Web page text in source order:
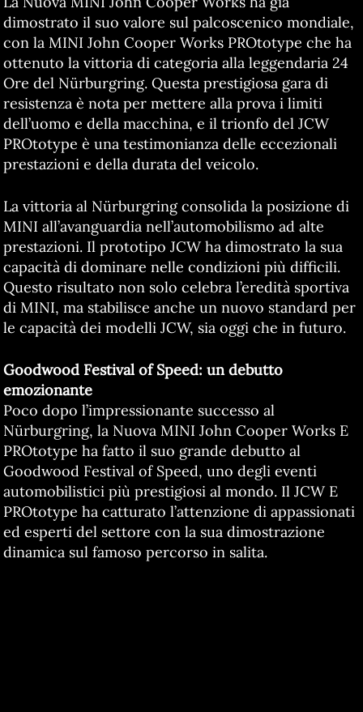
dimostrato il suo valore sul palcoscenico mondiale,
con la MINI John Cooper Works PROtotype che ha
ottenuto la vittoria di categoria alla leggendaria 24
Ore del Nürburgring. Questa prestigiosa gara di
resistenza è nota per mettere alla prova i limiti
dell’uomo e della macchina, e il trionfo del JCW
PROtotype è una testimonianza delle eccezionali
prestazioni e della durata del veicolo.
La vittoria al Nürburgring consolida la posizione di
MINI all’avanguardia nell’automobilismo ad alte
prestazioni. Il prototipo JCW ha dimostrato la sua
capacità di dominare nelle condizioni più difficili.
Questo risultato non solo celebra l’eredità sportiva
di MINI, ma stabilisce anche un nuovo standard per
le capacità dei modelli JCW, sia oggi che in futuro.
Goodwood Festival of Speed: un debutto
emozionante
Poco dopo l’impressionante successo al
Nürburgring, la Nuova MINI John Cooper Works E
PROtotype ha fatto il suo grande debutto al
Goodwood Festival of Speed, uno degli eventi
automobilistici più prestigiosi al mondo. Il JCW E
PROtotype ha catturato l’attenzione di appassionati
ed esperti del settore con la sua dimostrazione
dinamica sul famoso percorso in salita.